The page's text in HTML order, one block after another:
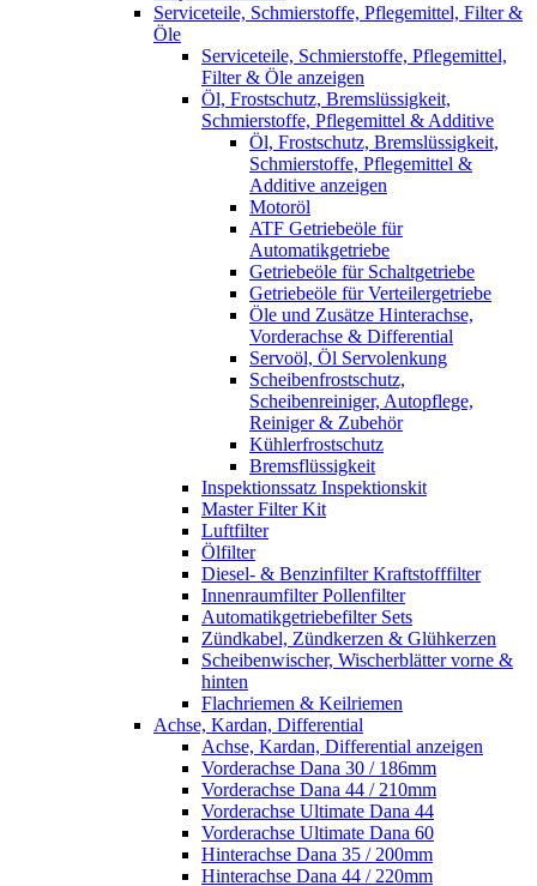
Serviceteile, Schmierstoffe, Pflegemittel, Filter &
Öle
Serviceteile, Schmierstoffe, Pflegemittel,
Filter & Öle anzeigen
Öl, Frostschutz, Bremslüssigkeit,
Schmierstoffe, Pflegemittel & Additive
Öl, Frostschutz, Bremslüssigkeit,
Schmierstoffe, Pflegemittel &
Additive anzeigen
Motoröl
ATF Getriebeöle für
Automatikgetriebe
Getriebeöle für Schaltgetriebe
Getriebeöle für Verteilergetriebe
Öle und Zusätze Hinterachse,
Vorderachse & Differential
Servoöl, Öl Servolenkung
Scheibenfrostschutz,
Scheibenreiniger, Autopflege,
Reiniger & Zubehör
Kühlerfrostschutz
Bremsflüssigkeit
Inspektionssatz Inspektionskit
Master Filter Kit
Luftfilter
Ölfilter
Diesel- & Benzinfilter Kraftstofffilter
Innenraumfilter Pollenfilter
Automatikgetriebefilter Sets
Zündkabel, Zündkerzen & Glühkerzen
Scheibenwischer, Wischerblätter vorne &
hinten
Flachriemen & Keilriemen
Achse, Kardan, Differential
Achse, Kardan, Differential anzeigen
Vorderachse Dana 30 / 186mm
Vorderachse Dana 44 / 210mm
Vorderachse Ultimate Dana 44
Vorderachse Ultimate Dana 60
Hinterachse Dana 35 / 200mm
Hinterachse Dana 44 / 220mm